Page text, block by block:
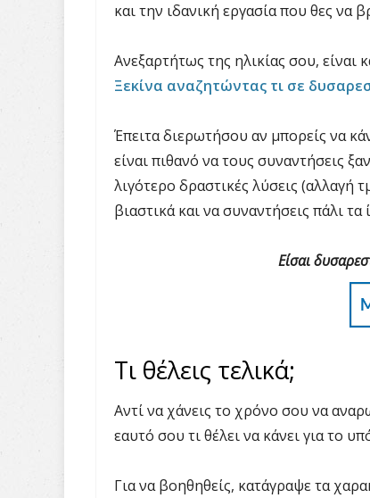
και την ιδανική εργασία που θες να
Ανεξαρτήτως της ηλικίας σου, είναι
Ξεκίνα αναζητώντας τι σε
Έπειτα διερωτήσου αν μπορείς να
είναι πιθανό να τους συναντήσεις
λιγότερο δραστικές λύσεις (αλλαγή
βιαστικά και να συναντήσεις πάλι
Είσαι
Τι θέλεις τελικά;
Αντί να χάνεις το χρόνο σου να
εαυτό σου τι θέλει να κάνει για το
Για να βοηθηθείς, κατάγραψε τα